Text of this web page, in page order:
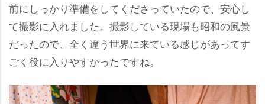
前にしっかり準備をしてくださっていたので、安心し
て撮影に入れました。撮影している現場も昭和の風景
だったので、全く違う世界に来ている感じがあってす
ごく役に入りやすかったですね。